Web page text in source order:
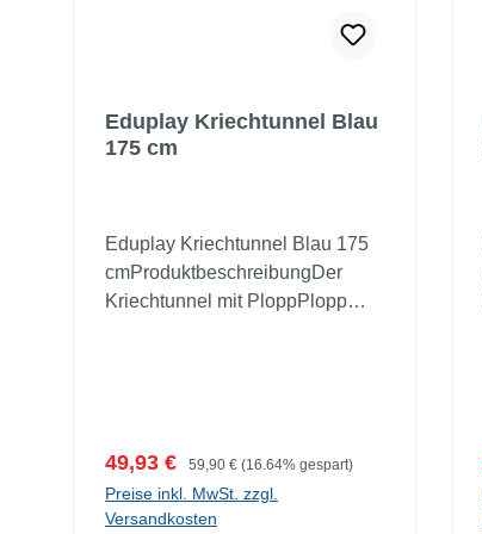
Eduplay Kriechtunnel Blau
175 cm
Eduplay Kriechtunnel Blau 175
cmProduktbeschreibungDer
Kriechtunnel mit PloppPlopp
aufgeräumt (ca. 5cm breit). Er
besitzt einen 25 cm breiten
transparenten PVC-Streifen
Verkaufspreis:
49,93 € Regulärer Preis:
59,90 € (16.64% gespart)
Preise inkl. MwSt. zzgl.
Versandkosten